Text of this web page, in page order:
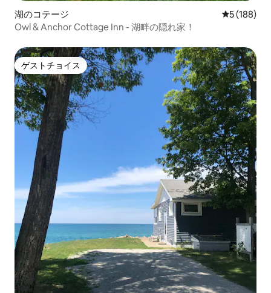
湖のコテージ レビュー
5 (188)
Owl & Anchor Cottage Inn - 湖畔の隠れ家！
ゲストチョイス
ゲストチョイス